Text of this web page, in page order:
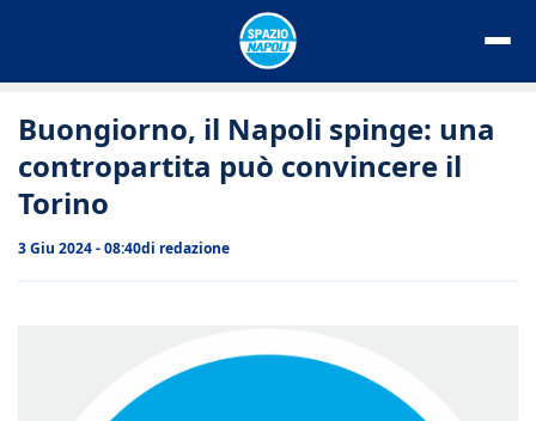
Buongiorno, il Napoli spinge: una
contropartita può convincere il
Torino
3 Giu 2024 - 08:40di redazione